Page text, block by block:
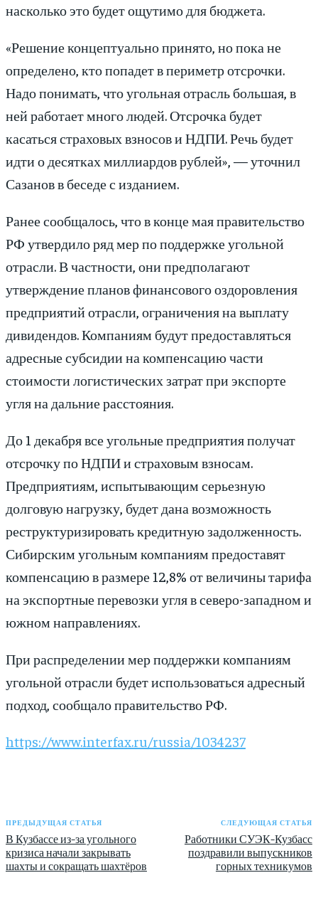
насколько это будет ощутимо для бюджета.
«Решение концептуально принято, но пока не
определено, кто попадет в периметр отсрочки.
Надо понимать, что угольная отрасль большая, в
ней работает много людей. Отсрочка будет
касаться страховых взносов и НДПИ. Речь будет
идти о десятках миллиардов рублей», — уточнил
Сазанов в беседе с изданием.
Ранее сообщалось, что в конце мая правительство
РФ утвердило ряд мер по поддержке угольной
отрасли. В частности, они предполагают
утверждение планов финансового оздоровления
предприятий отрасли, ограничения на выплату
дивидендов. Компаниям будут предоставляться
адресные субсидии на компенсацию части
стоимости логистических затрат при экспорте
угля на дальние расстояния.
До 1 декабря все угольные предприятия получат
отсрочку по НДПИ и страховым взносам.
Предприятиям, испытывающим серьезную
долговую нагрузку, будет дана возможность
реструктуризировать кредитную задолженность.
Сибирским угольным компаниям предоставят
компенсацию в размере 12,8% от величины тарифа
на экспортные перевозки угля в северо-западном и
южном направлениях.
При распределении мер поддержки компаниям
угольной отрасли будет использоваться адресный
подход, сообщало правительство РФ.
https://www.interfax.ru/russia/1034237
ПРЕДЫДУЩАЯ СТАТЬЯ
В Кузбассе из-за угольного
кризиса начали закрывать
шахты и сокращать шахтёров
СЛЕДУЮЩАЯ СТАТЬЯ
Работники СУЭК-Кузбасс
поздравили выпускников
горных техникумов